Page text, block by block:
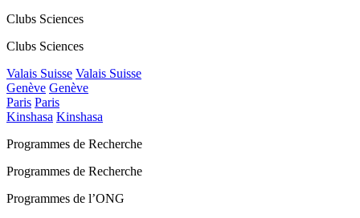
Clubs Sciences
Clubs Sciences
Valais Suisse Valais Suisse
Genève Genève
Paris Paris
Kinshasa Kinshasa
Programmes de Recherche
Programmes de Recherche
Programmes de l’ONG